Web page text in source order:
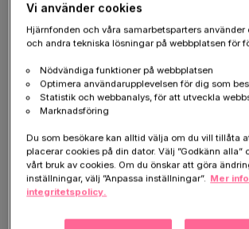
För dig som vill förstå
Livet med ME/CFS: När en
dagar
sociala sammanhang. I dag lever han
Vi använder cookies
Hjärnfonden och våra samarbetsparters använder
och andra tekniska lösningar på webbplatsen för
Nödvändiga funktioner på webbplatsen
Optimera användarupplevelsen för dig som
Statistik och webbanalys, för att utveckla
Marknadsföring
Du som besökare kan alltid välja om du vill tillåta
placerar cookies på din dator. Välj ”Godkänn alla”
vårt bruk av cookies. Om du önskar att göra
inställningar, välj ”Anpassa inställningar”. Mer
integritetspolicy.